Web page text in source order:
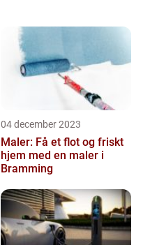
04 december 2023
Maler: Få et flot og friskt
hjem med en maler i
Bramming